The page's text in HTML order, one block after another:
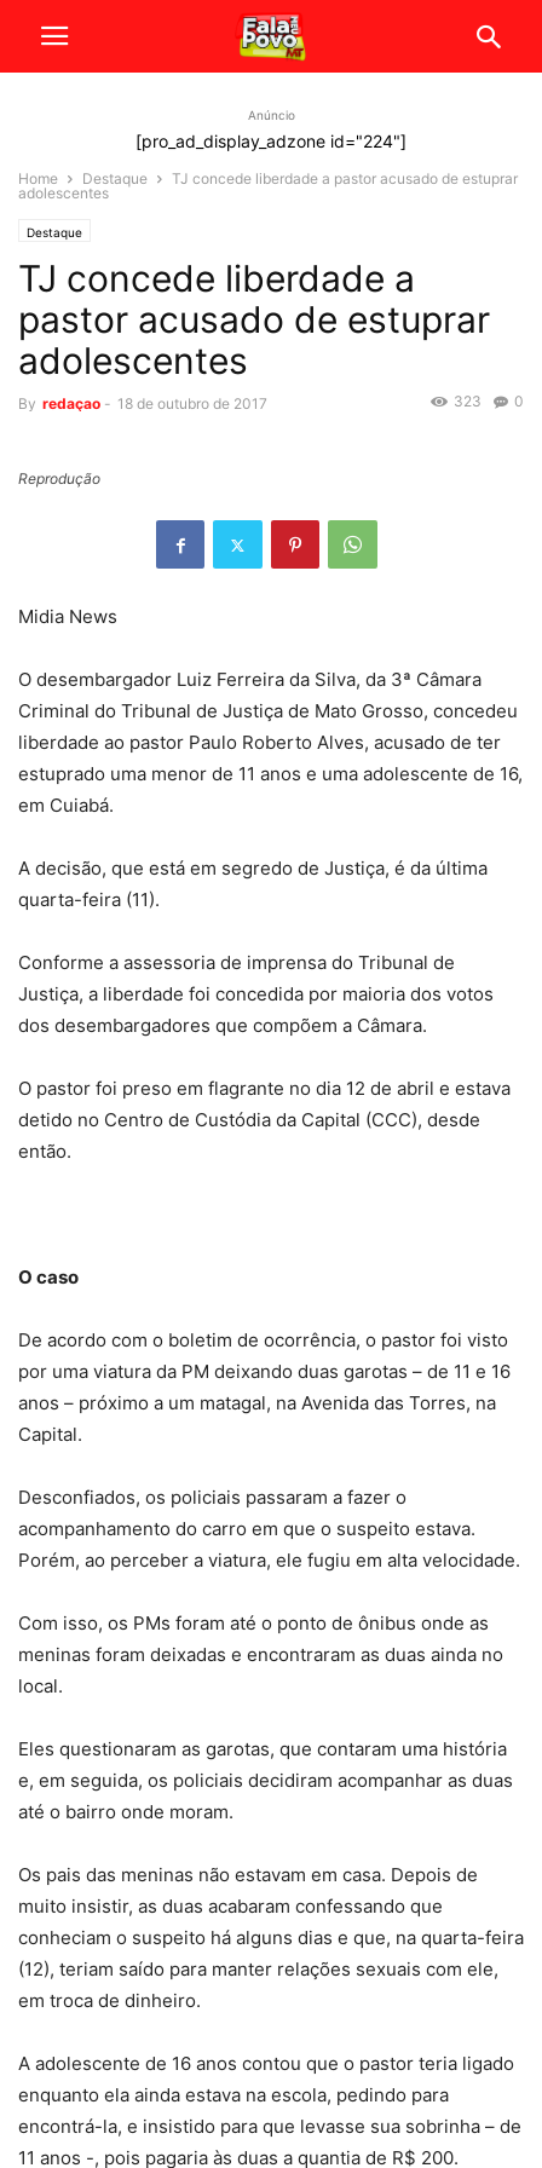
Anúncio
[pro_ad_display_adzone id="224"]
Home Destaque
TJ concede liberdade a pastor acusado de estuprar
adolescentes
Destaque
TJ concede liberdade a
pastor acusado de estuprar
adolescentes
By redaçao - 18 de outubro de 2017 0
323
Reprodução
Midia News
O desembargador Luiz Ferreira da Silva, da 3ª Câmara
Criminal do Tribunal de Justiça de Mato Grosso, concedeu
liberdade ao pastor Paulo Roberto Alves, acusado de ter
estuprado uma menor de 11 anos e uma adolescente de 16,
em Cuiabá.
A decisão, que está em segredo de Justiça, é da última
quarta-feira (11).
Conforme a assessoria de imprensa do Tribunal de
Justiça, a liberdade foi concedida por maioria dos votos
dos desembargadores que compõem a Câmara.
O pastor foi preso em flagrante no dia 12 de abril e estava
detido no Centro de Custódia da Capital (CCC), desde
então.
O caso
De acordo com o boletim de ocorrência, o pastor foi visto
por uma viatura da PM deixando duas garotas – de 11 e 16
anos – próximo a um matagal, na Avenida das Torres, na
Capital.
Desconfiados, os policiais passaram a fazer o
acompanhamento do carro em que o suspeito estava.
Porém, ao perceber a viatura, ele fugiu em alta velocidade.
Com isso, os PMs foram até o ponto de ônibus onde as
meninas foram deixadas e encontraram as duas ainda no
local.
Eles questionaram as garotas, que contaram uma história
e, em seguida, os policiais decidiram acompanhar as duas
até o bairro onde moram.
Os pais das meninas não estavam em casa. Depois de
muito insistir, as duas acabaram confessando que
conheciam o suspeito há alguns dias e que, na quarta-feira
(12), teriam saído para manter relações sexuais com ele,
em troca de dinheiro.
A adolescente de 16 anos contou que o pastor teria ligado
enquanto ela ainda estava na escola, pedindo para
encontrá-la, e insistido para que levasse sua sobrinha – de
11 anos -, pois pagaria às duas a quantia de R$ 200.